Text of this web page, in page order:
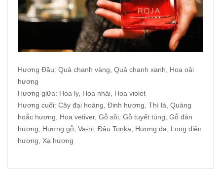
Hương Đầu: Quả chanh vàng, Quả chanh xanh, Hoa oải
hương
Hương giữa: Hoa ly, Hoa nhài, Hoa violet
Hương cuối: Cây đại hoàng, Đinh hương, Thì là, Quảng
hoắc hương, Hoa vetiver, Gỗ sồi, Gỗ tuyết tùng, Gỗ đàn
hương, Hương gỗ, Va-ni, Đậu Tonka, Hương da, Long diên
hương, Xạ hương